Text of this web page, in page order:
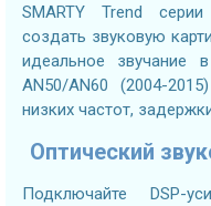
SMARTY Trend
создать звуковую
идеальное
AN50/AN60 (2004-
низких частот,
Оптический
Подключайте DSP-